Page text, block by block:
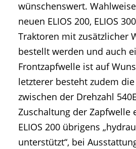
wünschenswert.
neuen ELIOS 200, ELIOS
Traktoren mit zusätzlicher
bestellt werden und auch
Frontzapfwelle ist auf
letzterer besteht zudem
zwischen der Drehzahl
Zuschaltung der Zapfwelle
ELIOS 200 übrigens
unterstützt“, bei